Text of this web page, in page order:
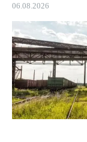
06.08.2026